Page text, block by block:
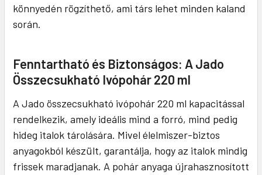
könnyedén rögzíthető, ami társ lehet minden kaland
során.
Fenntartható és Biztonságos: A Jado
Összecsukható Ivópohár 220 ml
A Jado összecsukható ivópohár 220 ml kapacitással
rendelkezik, amely ideális mind a forró, mind pedig
hideg italok tárolására. Mivel élelmiszer-biztos
anyagokból készült, garantálja, hogy az italok mindig
frissek maradjanak. A pohár anyaga újrahasznosított